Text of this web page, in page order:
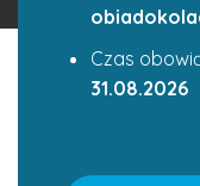
Czas
31.08.2026